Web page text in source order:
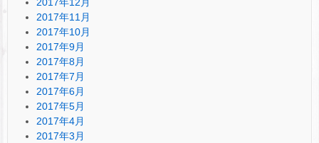
2017年11月
2017年10月
2017年9月
2017年8月
2017年7月
2017年6月
2017年5月
2017年4月
2017年3月